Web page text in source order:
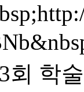
회 학